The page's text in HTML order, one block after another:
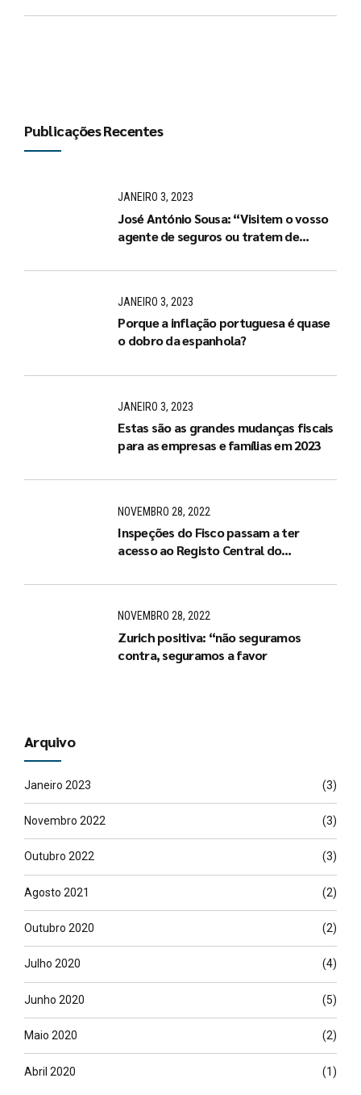
Publicações Recentes
JANEIRO 3, 2023
José António Sousa: “Visitem o vosso
agente de seguros ou tratem de
JANEIRO 3, 2023
Porque a inflação portuguesa é quase
o dobro da espanhola?
JANEIRO 3, 2023
Estas são as grandes mudanças fiscais
para as empresas e famílias em 2023
NOVEMBRO 28, 2022
Inspeções do Fisco passam a ter
acesso ao Registo Central do
NOVEMBRO 28, 2022
Zurich positiva: “não seguramos
contra, seguramos a favor
Arquivo
Janeiro 2023 (3)
Novembro 2022 (3)
Outubro 2022 (3)
Agosto 2021 (2)
Outubro 2020 (2)
Julho 2020 (4)
Junho 2020 (5)
Maio 2020 (2)
Abril 2020 (1)